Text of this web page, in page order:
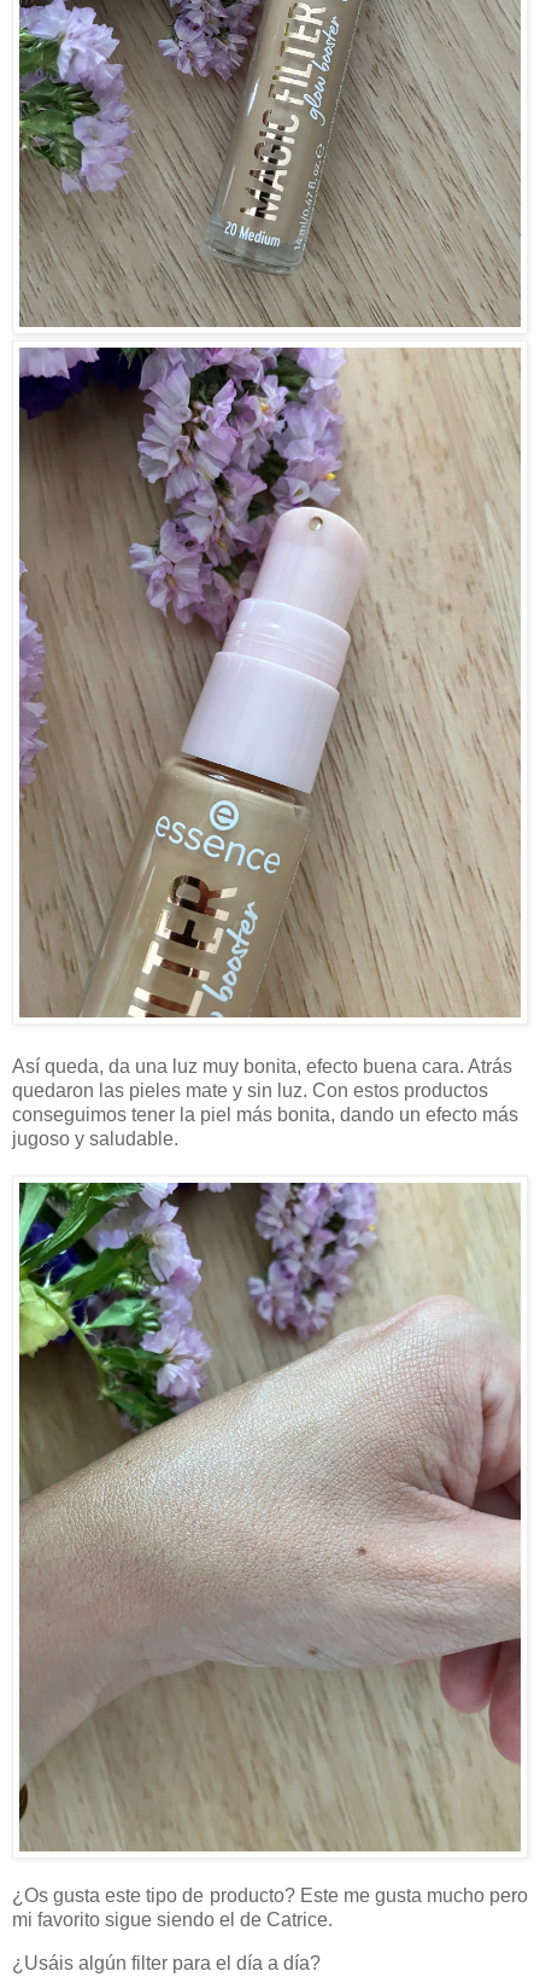
Así queda, da una luz muy bonita, efecto buena cara. Atrás
quedaron las pieles mate y sin luz. Con estos productos
conseguimos tener la piel más bonita, dando un efecto más
jugoso y saludable.
¿Os gusta este tipo de producto? Este me gusta mucho pero
mi favorito sigue siendo el de Catrice.
¿Usáis algún filter para el día a día?